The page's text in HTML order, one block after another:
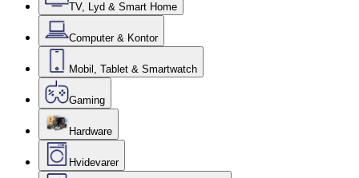
TV, Lyd & Smart Home
Computer & Kontor
Mobil, Tablet & Smartwatch
Gaming
Hardware
Hvidevarer